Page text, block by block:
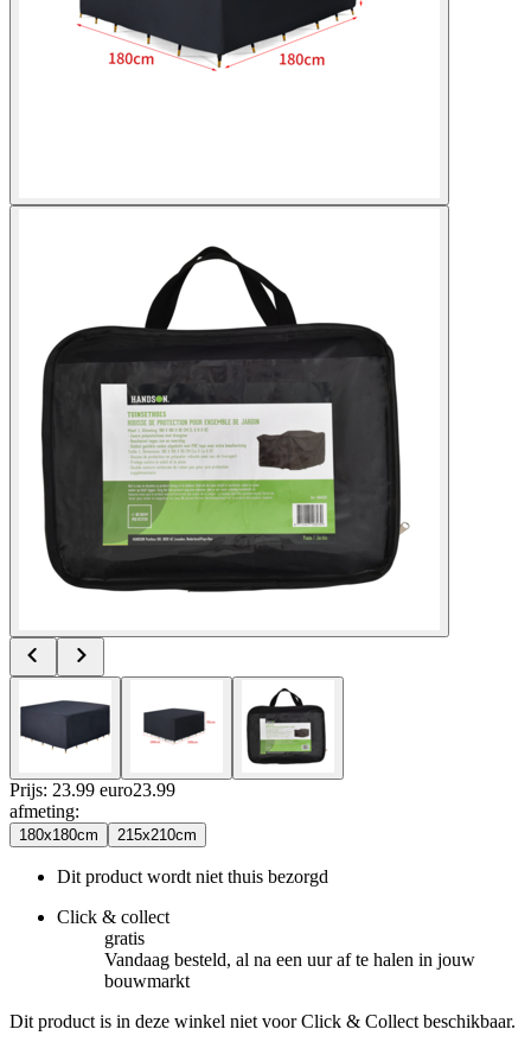
Prijs: 23.99 euro23.99
afmeting:
180x180cm 215x210cm
Dit product wordt niet thuis bezorgd
Click & collect
gratis
Vandaag besteld, al na een uur af te halen in jouw
bouwmarkt
Dit product is in deze winkel niet voor Click & Collect beschikbaar.